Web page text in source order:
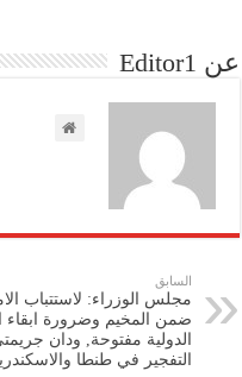
عن Editor1
السابق
مجلس الوزراء: لاستتباب
ضمن المخيم وضرورة ابقاء
الدولية مفتوحة, ودان
التفجير في طنطا